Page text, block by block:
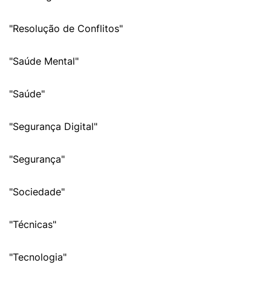
"Resolução de Conflitos"
"Saúde Mental"
"Saúde"
"Segurança Digital"
"Segurança"
"Sociedade"
"Técnicas"
"Tecnologia"